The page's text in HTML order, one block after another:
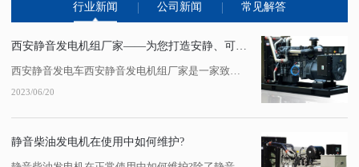
行业新闻 公司新闻 常见解答
西安静音发电机组厂家——为您打造安静、可靠的发电设备
2023/06/20
静音柴油发电机在使用中如何维护?